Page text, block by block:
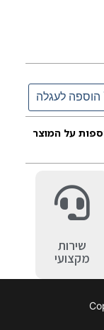
הוספה לעגלה
על המוצר
שירות
מקצועי